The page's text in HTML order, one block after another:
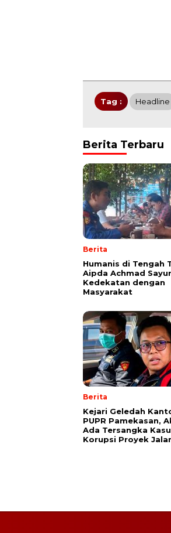
Tag : Headline
Berita Terbaru
Berita
Humanis di Tengah
Aipda Achmad
Kedekatan dengan
Masyarakat
Berita
Kejari Geledah
PUPR Pamekasan,
Ada Tersangka
Korupsi Proyek